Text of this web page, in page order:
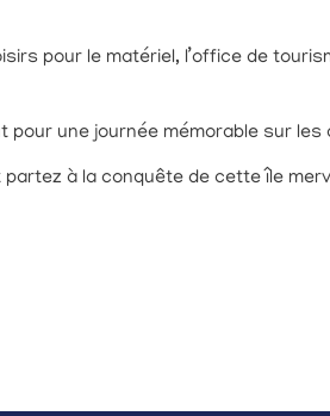
pour le matériel, l’office de
une journée mémorable sur les
à la conquête de cette île